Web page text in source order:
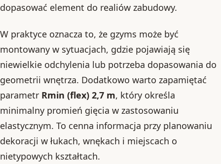
dopasować element do realiów zabudowy.
W praktyce oznacza to, że gzyms może być
montowany w sytuacjach, gdzie pojawiają się
niewielkie odchylenia lub potrzeba dopasowania do
geometrii wnętrza. Dodatkowo warto zapamiętać
parametr Rmin (flex) 2,7 m, który określa
minimalny promień gięcia w zastosowaniu
elastycznym. To cenna informacja przy planowaniu
dekoracji w łukach, wnękach i miejscach o
nietypowych kształtach.